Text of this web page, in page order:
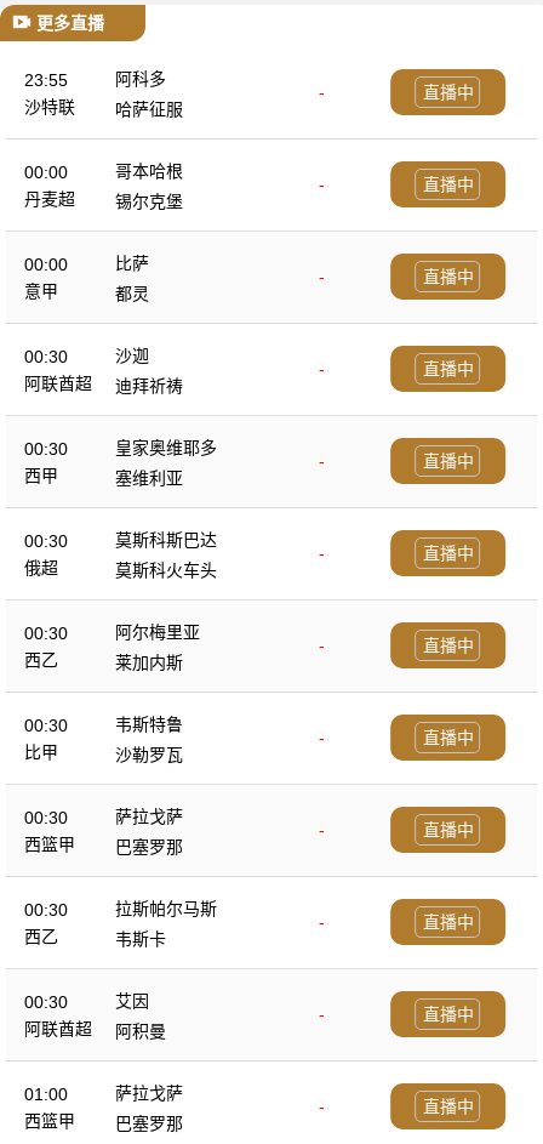
更多直播
23:55
沙特联
阿科多
-
哈萨征服
直播中
00:00
丹麦超
哥本哈根
-
锡尔克堡
直播中
00:00
意甲
比萨
-
都灵
直播中
00:30
阿联酋超
沙迦
-
迪拜祈祷
直播中
00:30
西甲
皇家奥维耶多
-
塞维利亚
直播中
00:30
俄超
莫斯科斯巴达
-
莫斯科火车头
直播中
00:30
西乙
阿尔梅里亚
-
莱加内斯
直播中
00:30
比甲
韦斯特鲁
-
沙勒罗瓦
直播中
00:30
西篮甲
萨拉戈萨
-
巴塞罗那
直播中
00:30
西乙
拉斯帕尔马斯
-
韦斯卡
直播中
00:30
阿联酋超
艾因
-
阿积曼
直播中
01:00
西篮甲
萨拉戈萨
-
巴塞罗那
直播中